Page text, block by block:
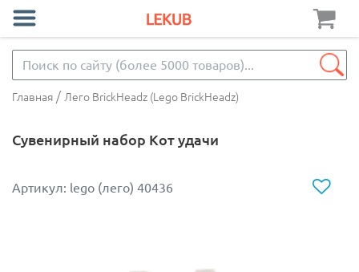
Главная / Лего BrickHeadz (Lego BrickHeadz)
Сувенирный набор Кот удачи
Артикул: lego (лего) 40436